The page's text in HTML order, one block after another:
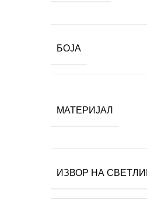
БОЈА
МАТЕРИЈАЛ
ИЗВОР НА